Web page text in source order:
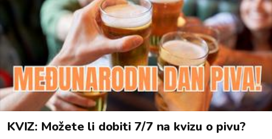
KVIZ: Možete li dobiti 7/7 na kvizu o pivu?